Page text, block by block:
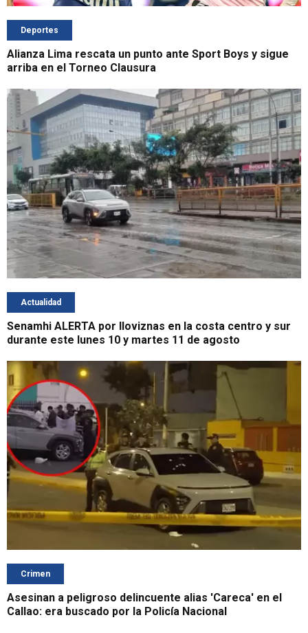
Deportes
Alianza Lima rescata un punto ante Sport Boys y sigue
arriba en el Torneo Clausura
Actualidad
Senamhi ALERTA por lloviznas en la costa centro y sur
durante este lunes 10 y martes 11 de agosto
Crimen
Asesinan a peligroso delincuente alias 'Careca' en el
Callao: era buscado por la Policía Nacional